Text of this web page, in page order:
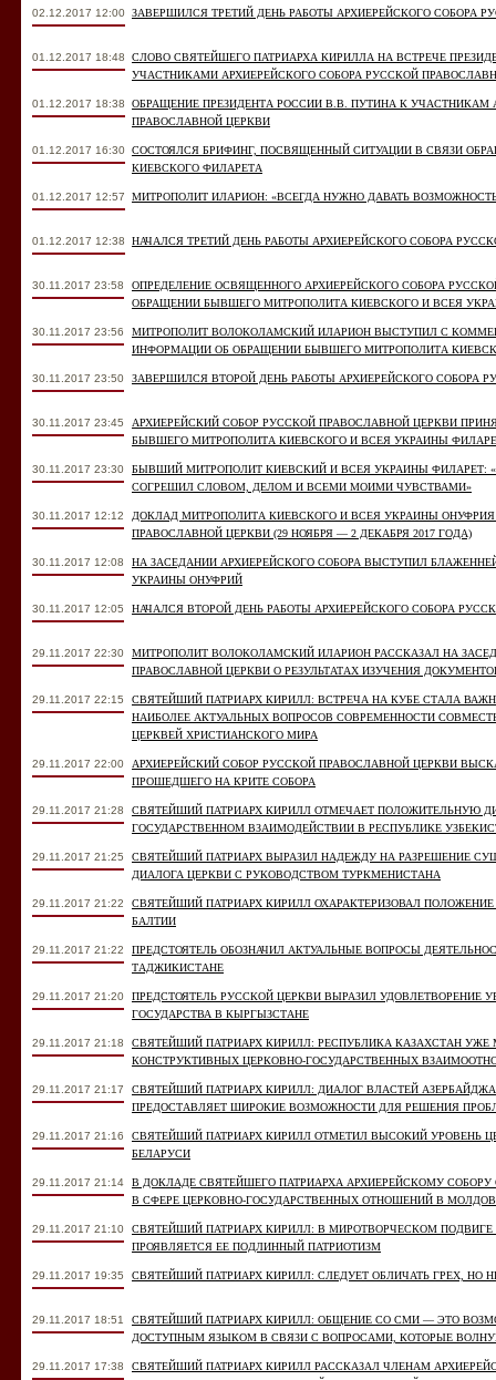
02.12.2017 12:00 ЗАВЕРШИЛСЯ ТРЕТИЙ ДЕНЬ РАБОТЫ АРХИЕРЕЙСКОГО СОБОРА
01.12.2017 18:48
СЛОВО СВЯТЕЙШЕГО ПАТРИАРХА КИРИЛЛА НА ВСТРЕЧЕ
УЧАСТНИКАМИ АРХИЕРЕЙСКОГО СОБОРА РУССКОЙ
01.12.2017 18:38
ОБРАЩЕНИЕ ПРЕЗИДЕНТА РОССИИ В.В. ПУТИНА К УЧАСТНИКАМ
ПРАВОСЛАВНОЙ ЦЕРКВИ
01.12.2017 16:30 СОСТОЯЛСЯ БРИФИНГ, ПОСВЯЩЕННЫЙ СИТУАЦИИ В СВЯЗИ
КИЕВСКОГО ФИЛАРЕТА
01.12.2017 12:57 МИТРОПОЛИТ ИЛАРИОН: «ВСЕГДА НУЖНО ДАВАТЬ
01.12.2017 12:38 НАЧАЛСЯ ТРЕТИЙ ДЕНЬ РАБОТЫ АРХИЕРЕЙСКОГО СОБОРА
30.11.2017 23:58
ОПРЕДЕЛЕНИЕ ОСВЯЩЕННОГО АРХИЕРЕЙСКОГО СОБОРА
ОБРАЩЕНИИ БЫВШЕГО МИТРОПОЛИТА КИЕВСКОГО И ВСЕЯ
30.11.2017 23:56
МИТРОПОЛИТ ВОЛОКОЛАМСКИЙ ИЛАРИОН ВЫСТУПИЛ С
ИНФОРМАЦИИ ОБ ОБРАЩЕНИИ БЫВШЕГО МИТРОПОЛИТА
30.11.2017 23:50 ЗАВЕРШИЛСЯ ВТОРОЙ ДЕНЬ РАБОТЫ АРХИЕРЕЙСКОГО СОБОРА
30.11.2017 23:45
АРХИЕРЕЙСКИЙ СОБОР РУССКОЙ ПРАВОСЛАВНОЙ ЦЕРКВИ
БЫВШЕГО МИТРОПОЛИТА КИЕВСКОГО И ВСЕЯ УКРАИНЫ
30.11.2017 23:30
БЫВШИЙ МИТРОПОЛИТ КИЕВСКИЙ И ВСЕЯ УКРАИНЫ ФИЛАРЕТ:
СОГРЕШИЛ СЛОВОМ, ДЕЛОМ И ВСЕМИ МОИМИ ЧУВСТВАМИ»
30.11.2017 12:12
ДОКЛАД МИТРОПОЛИТА КИЕВСКОГО И ВСЕЯ УКРАИНЫ
ПРАВОСЛАВНОЙ ЦЕРКВИ (29 НОЯБРЯ — 2 ДЕКАБРЯ 2017 ГОДА)
30.11.2017 12:08
НА ЗАСЕДАНИИ АРХИЕРЕЙСКОГО СОБОРА ВЫСТУПИЛ
УКРАИНЫ ОНУФРИЙ
30.11.2017 12:05 НАЧАЛСЯ ВТОРОЙ ДЕНЬ РАБОТЫ АРХИЕРЕЙСКОГО СОБОРА
29.11.2017 22:30
МИТРОПОЛИТ ВОЛОКОЛАМСКИЙ ИЛАРИОН РАССКАЗАЛ НА
ПРАВОСЛАВНОЙ ЦЕРКВИ О РЕЗУЛЬТАТАХ ИЗУЧЕНИЯ
29.11.2017 22:15
СВЯТЕЙШИЙ ПАТРИАРХ КИРИЛЛ: ВСТРЕЧА НА КУБЕ СТАЛА
НАИБОЛЕЕ АКТУАЛЬНЫХ ВОПРОСОВ СОВРЕМЕННОСТИ
ЦЕРКВЕЙ ХРИСТИАНСКОГО МИРА
29.11.2017 22:00
АРХИЕРЕЙСКИЙ СОБОР РУССКОЙ ПРАВОСЛАВНОЙ ЦЕРКВИ
ПРОШЕДШЕГО НА КРИТЕ СОБОРА
29.11.2017 21:28
СВЯТЕЙШИЙ ПАТРИАРХ КИРИЛЛ ОТМЕЧАЕТ ПОЛОЖИТЕЛЬНУЮ
ГОСУДАРСТВЕННОМ ВЗАИМОДЕЙСТВИИ В РЕСПУБЛИКЕ
29.11.2017 21:25
СВЯТЕЙШИЙ ПАТРИАРХ ВЫРАЗИЛ НАДЕЖДУ НА РАЗРЕШЕНИЕ
ДИАЛОГА ЦЕРКВИ С РУКОВОДСТВОМ ТУРКМЕНИСТАНА
29.11.2017 21:22
СВЯТЕЙШИЙ ПАТРИАРХ КИРИЛЛ ОХАРАКТЕРИЗОВАЛ
БАЛТИИ
29.11.2017 21:22
ПРЕДСТОЯТЕЛЬ ОБОЗНАЧИЛ АКТУАЛЬНЫЕ ВОПРОСЫ
ТАДЖИКИСТАНЕ
29.11.2017 21:20
ПРЕДСТОЯТЕЛЬ РУССКОЙ ЦЕРКВИ ВЫРАЗИЛ УДОВЛЕТВОРЕНИЕ
ГОСУДАРСТВА В КЫРГЫЗСТАНЕ
29.11.2017 21:18
СВЯТЕЙШИЙ ПАТРИАРХ КИРИЛЛ: РЕСПУБЛИКА КАЗАХСТАН УЖЕ
КОНСТРУКТИВНЫХ ЦЕРКОВНО-ГОСУДАРСТВЕННЫХ
29.11.2017 21:17
СВЯТЕЙШИЙ ПАТРИАРХ КИРИЛЛ: ДИАЛОГ ВЛАСТЕЙ
ПРЕДОСТАВЛЯЕТ ШИРОКИЕ ВОЗМОЖНОСТИ ДЛЯ РЕШЕНИЯ
29.11.2017 21:16
СВЯТЕЙШИЙ ПАТРИАРХ КИРИЛЛ ОТМЕТИЛ ВЫСОКИЙ УРОВЕНЬ
БЕЛАРУСИ
29.11.2017 21:14
В ДОКЛАДЕ СВЯТЕЙШЕГО ПАТРИАРХА АРХИЕРЕЙСКОМУ
В СФЕРЕ ЦЕРКОВНО-ГОСУДАРСТВЕННЫХ ОТНОШЕНИЙ В
29.11.2017 21:10
СВЯТЕЙШИЙ ПАТРИАРХ КИРИЛЛ: В МИРОТВОРЧЕСКОМ
ПРОЯВЛЯЕТСЯ ЕЕ ПОДЛИННЫЙ ПАТРИОТИЗМ
29.11.2017 19:35 СВЯТЕЙШИЙ ПАТРИАРХ КИРИЛЛ: СЛЕДУЕТ ОБЛИЧАТЬ ГРЕХ, НО
29.11.2017 18:51
СВЯТЕЙШИЙ ПАТРИАРХ КИРИЛЛ: ОБЩЕНИЕ СО СМИ — ЭТО
ДОСТУПНЫМ ЯЗЫКОМ В СВЯЗИ С ВОПРОСАМИ, КОТОРЫЕ
29.11.2017 17:38
СВЯТЕЙШИЙ ПАТРИАРХ КИРИЛЛ РАССКАЗАЛ ЧЛЕНАМ